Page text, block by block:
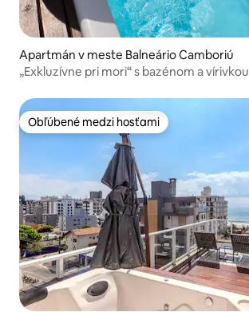
Apartmán v meste Balneário Camboriú
„Exkluzívne pri mori“ s bazénom a vírivkou
Obľúbené medzi hosťami
Obľúbené medzi hosťami